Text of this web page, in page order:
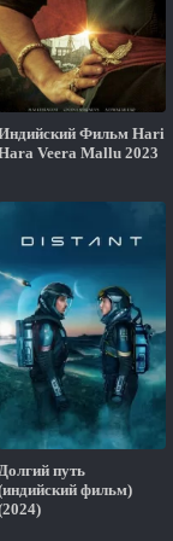
Фильм Hari
Veera Mallu 2023
путь
фильм)